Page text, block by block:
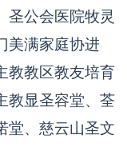
圣公会医院牧灵
美满家庭协进
教教区教友培育
教显圣容堂、荃
堂、慈云山圣文